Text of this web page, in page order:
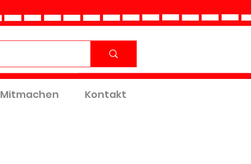
Mitmachen Kontakt